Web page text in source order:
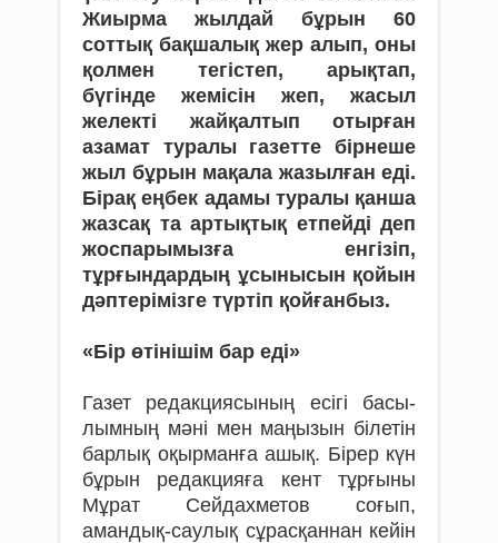
Жиырма жылдай бұрын 60
соттық бақшалық жер алып, оны
қолмен тегістеп, арықтап,
бүгінде жемісін жеп, жасыл
желекті жайқалтып отырған
азамат туралы газетте бірнеше
жыл бұрын мақала жазылған еді.
Бірақ еңбек адамы туралы қанша
жазсақ та артықтық етпейді деп
жоспарымызға енгізіп,
тұрғындардың ұсынысын қойын
дәптерімізге түртіп қойғанбыз.
­«Бір өтінішім бар еді»
Газет редакциясының есігі басы­
лымның мәні мен маңызын білетін
барлық оқырманға ашық. Бірер күн
бұрын редакцияға кент тұр­ғыны
Мұрат Сейдахметов соғып,
амандық-сау­лық сұрас­қаннан кейін